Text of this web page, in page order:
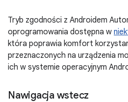
Tryb zgodności z Androidem
oprogramowania dostępna w
która poprawia komfort
przeznaczonych na urządzenia
ich w systemie operacyjnym
Nawigacja wstecz